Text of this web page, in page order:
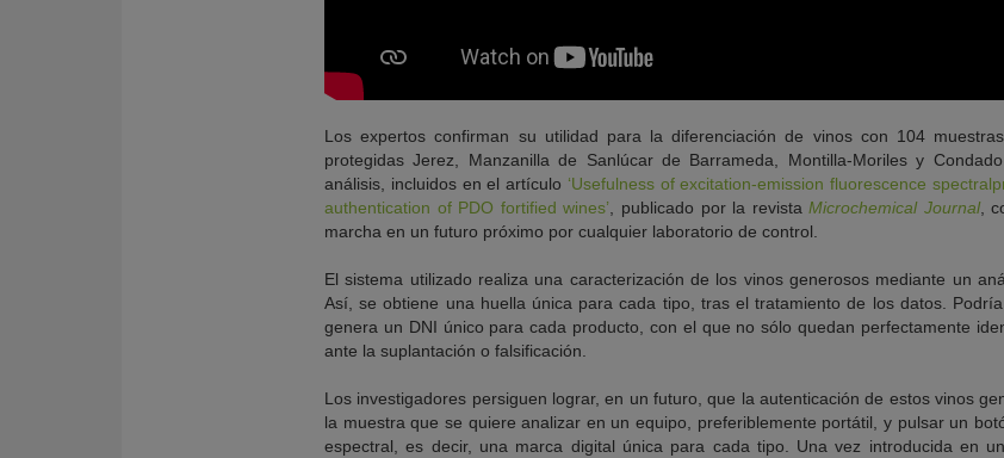
Los expertos confirman su utilidad para la diferenciación de vinos con 104
protegidas Jerez, Manzanilla de Sanlúcar de Barrameda, Montilla-Moriles y
análisis, incluidos en el artículo ‘Usefulness of excitation-emission fluorescence
authentication of PDO fortified wines’ , publicado por la revista Microchemical Journal,
marcha en un futuro próximo por cualquier laboratorio de control.
El sistema utilizado realiza una caracterización de los vinos generosos mediante un
Así, se obtiene una huella única para cada tipo, tras el tratamiento de los datos.
genera un DNI único para cada producto, con el que no sólo quedan perfectamente
ante la suplantación o falsificación.
Los investigadores persiguen lograr, en un futuro, que la autenticación de estos vinos
la muestra que se quiere analizar en un equipo, preferiblemente portátil, y pulsar un
espectral, es decir, una marca digital única para cada tipo. Una vez introducida en